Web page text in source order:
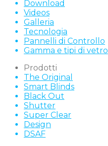
Download
Videos
Galleria
Tecnologia
Pannelli di Controllo
Gamma e tipi di vetro
Prodotti
The Original
Smart Blinds
Black Out
Shutter
Super Clear
Design
DSAF